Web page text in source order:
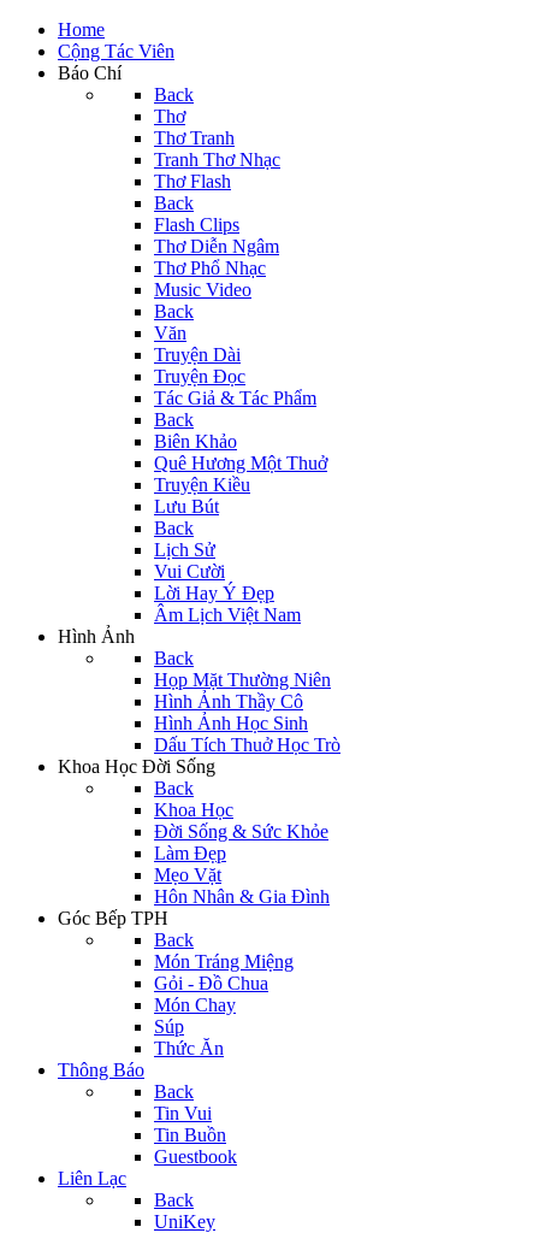
Home
Cộng Tác Viên
Báo Chí
Back
Thơ
Thơ Tranh
Tranh Thơ Nhạc
Thơ Flash
Back
Flash Clips
Thơ Diễn Ngâm
Thơ Phổ Nhạc
Music Video
Back
Văn
Truyện Dài
Truyện Đọc
Tác Giả & Tác Phẩm
Back
Biên Khảo
Quê Hương Một Thuở
Truyện Kiều
Lưu Bút
Back
Lịch Sử
Vui Cười
Lời Hay Ý Đẹp
Âm Lịch Việt Nam
Hình Ảnh
Back
Họp Mặt Thường Niên
Hình Ảnh Thầy Cô
Hình Ảnh Học Sinh
Dấu Tích Thuở Học Trò
Khoa Học Đời Sống
Back
Khoa Học
Đời Sống & Sức Khỏe
Làm Đẹp
Mẹo Vặt
Hôn Nhân & Gia Đình
Góc Bếp TPH
Back
Món Tráng Miệng
Gỏi - Đồ Chua
Món Chay
Súp
Thức Ăn
Thông Báo
Back
Tin Vui
Tin Buồn
Guestbook
Liên Lạc
Back
UniKey